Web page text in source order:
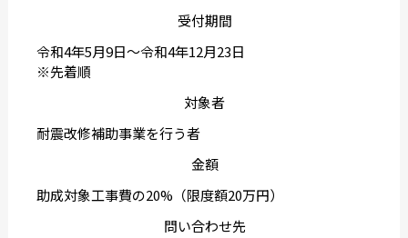
受付期間
令和4年5月9日〜令和4年12月23日
※先着順
対象者
耐震改修補助事業を行う者
金額
助成対象工事費の20%（限度額20万円）
問い合わせ先